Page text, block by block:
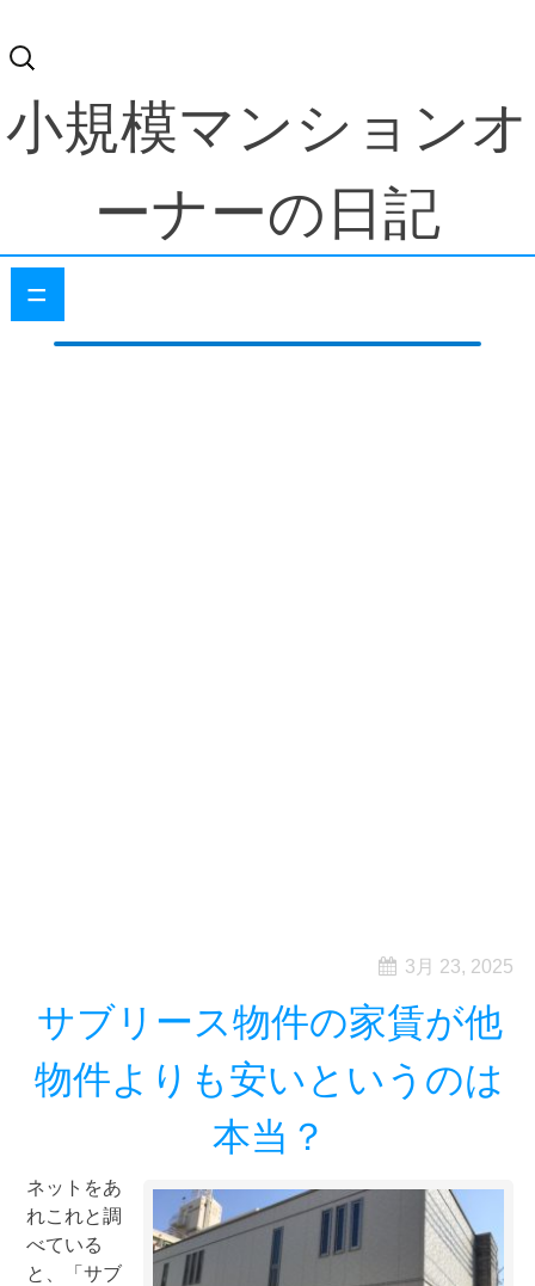
検
索:
小規模マンションオ
ーナーの日記
=
3月 23, 2025
サブリース物件の家賃が他
物件よりも安いというのは
本当？
ネットをあ
れこれと調
べている
と、「サブ